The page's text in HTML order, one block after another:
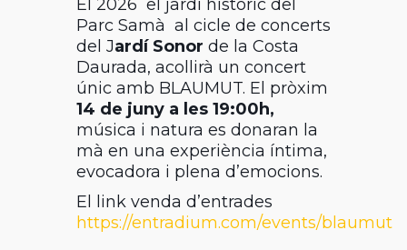
El 2026 el jardí històric del
Parc Samà al cicle de concerts
del Jardí Sonor de la Costa
Daurada, acollirà un concert
únic amb BLAUMUT. El pròxim
14 de juny a les 19:00h,
música i natura es donaran la
mà en una experiència íntima,
evocadora i plena d’emocions.
El link venda d’entrades
https://entradium.com/events/blaumut